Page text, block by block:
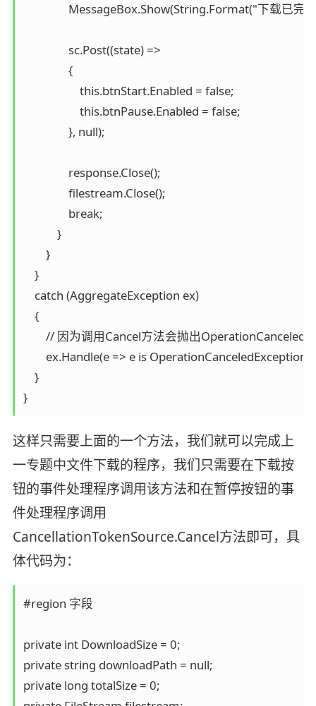
MessageBox.Show(String.Format("下载
                sc.Post((state) =>
                {
                    this.btnStart.Enabled = false;
                    this.btnPause.Enabled = false;
                }, null);
                response.Close();
                filestream.Close();
                break;
            }
        }
    }
    catch (AggregateException ex)
    {
// 因为调用Cancel方法会抛出
        ex.Handle(e => e is OperationCanceledException);
    }
}
这样只需要上面的一个方法，我们就可以完成上
一专题中文件下载的程序，我们只需要在下载按
钮的事件处理程序调用该方法和在暂停按钮的事
件处理程序调用
CancellationTokenSource.Cancel方法即可，具
体代码为：
#region 字段
private int DownloadSize = 0;
private string downloadPath = null;
private long totalSize = 0;